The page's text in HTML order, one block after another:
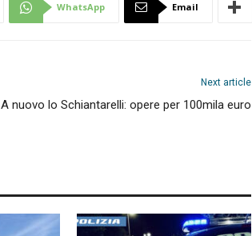
WhatsApp Email
Next article
A nuovo lo Schiantarelli: opere per 100mila euro